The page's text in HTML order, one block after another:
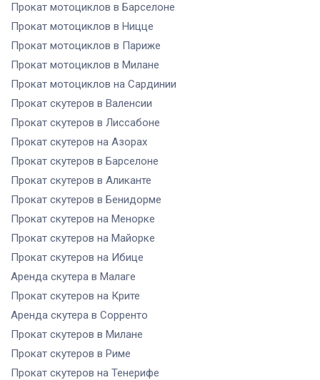
Прокат мотоциклов в Барселоне
Прокат мотоциклов в Ницце
Прокат мотоциклов в Париже
Прокат мотоциклов в Милане
Прокат мотоциклов на Сардинии
Прокат скутеров в Валенсии
Прокат скутеров в Лиссабоне
Прокат скутеров на Азорах
Прокат скутеров в Барселоне
Прокат скутеров в Аликанте
Прокат скутеров в Бенидорме
Прокат скутеров на Менорке
Прокат скутеров на Майорке
Прокат скутеров на Ибице
Аренда скутера в Малаге
Прокат скутеров на Крите
Аренда скутера в Сорренто
Прокат скутеров в Милане
Прокат скутеров в Риме
Прокат скутеров на Тенерифе